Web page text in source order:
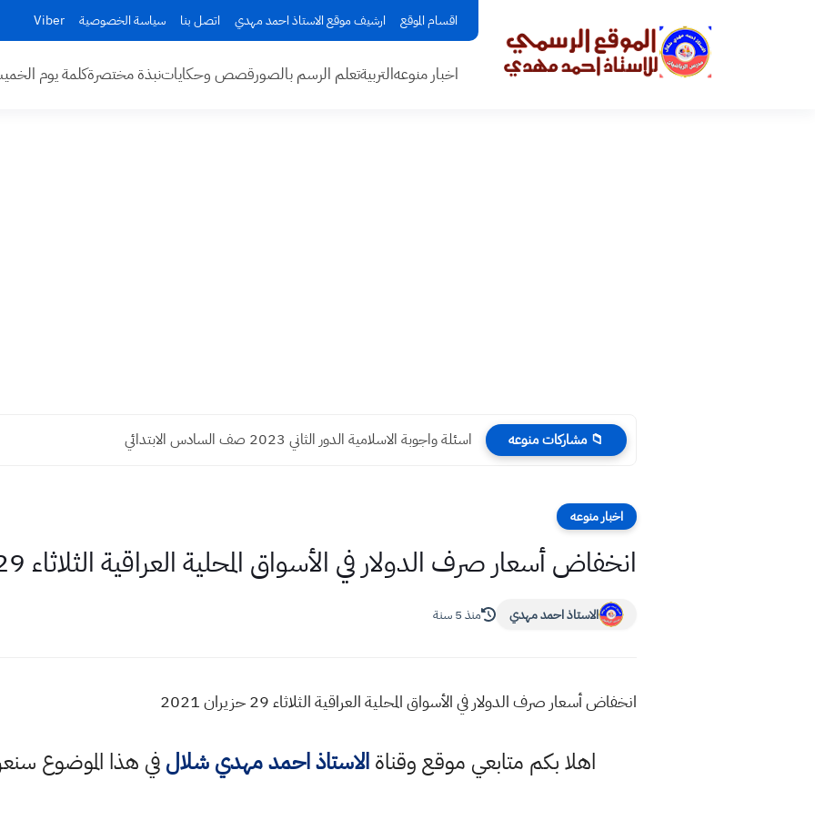
اقسام الموقع ارشيف موقع الاستاذ احمد مهدي اتصل بنا سياسة الخصوصية Viber
اخبار منوعهالتربيةتعلم الرسم بالصورقصص وحكاياتنبذة مختصرةكلمة يوم
📁 مشاركات منوعه اسئلة واجوبة الاسلامية الدور الثاني 2023 صف السادس الابتدائي
اخبار منوعه
انخفاض أسعار صرف الدولار في الأسواق المحلية العراقية الثلاثاء 29 / 6 / 2021
الاستاذ احمد مهدي منذ 5 سنة
انخفاض أسعار صرف الدولار في الأسواق المحلية العراقية الثلاثاء 29 حزيران 2021
اهلا بكم متابعي موقع وقناةالاستاذ احمد مهدي شلالفي هذا الموضوع